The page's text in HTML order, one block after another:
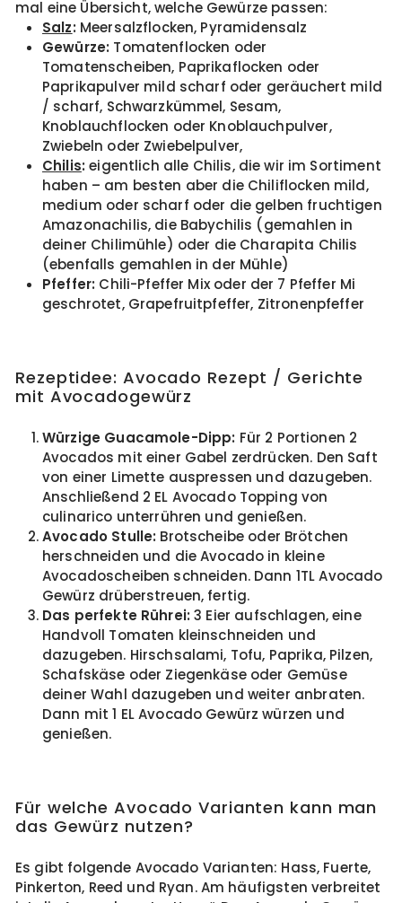
mal eine Übersicht, welche Gewürze passen:
Salz: Meersalzflocken, Pyramidensalz
Gewürze: Tomatenflocken oder
Tomatenscheiben, Paprikaflocken oder
Paprikapulver mild scharf oder geräuchert mild
/ scharf, Schwarzkümmel, Sesam,
Knoblauchflocken oder Knoblauchpulver,
Zwiebeln oder Zwiebelpulver,
Chilis: eigentlich alle Chilis, die wir im Sortiment
haben – am besten aber die Chiliflocken mild,
medium oder scharf oder die gelben fruchtigen
Amazonachilis, die Babychilis (gemahlen in
deiner Chilimühle) oder die Charapita Chilis
(ebenfalls gemahlen in der Mühle)
Pfeffer: Chili-Pfeffer Mix oder der 7 Pfeffer Mi
geschrotet, Grapefruitpfeffer, Zitronenpfeffer
Rezeptidee: Avocado Rezept / Gerichte
mit Avocadogewürz
Würzige Guacamole-Dipp: Für 2 Portionen 2
Avocados mit einer Gabel zerdrücken. Den Saft
von einer Limette auspressen und dazugeben.
Anschließend 2 EL Avocado Topping von
culinarico unterrühren und genießen.
Avocado Stulle: Brotscheibe oder Brötchen
herschneiden und die Avocado in kleine
Avocadoscheiben schneiden. Dann 1TL Avocado
Gewürz drüberstreuen, fertig.
Das perfekte Rührei:3 Eier aufschlagen, eine
Handvoll Tomaten kleinschneiden und
dazugeben. Hirschsalami, Tofu, Paprika, Pilzen,
Schafskäse oder Ziegenkäse oder Gemüse
deiner Wahl dazugeben und weiter anbraten.
Dann mit 1 EL Avocado Gewürz würzen und
genießen.
Für welche Avocado Varianten kann man
das Gewürz nutzen?
Es gibt folgende Avocado Varianten: Hass, Fuerte,
Pinkerton, Reed und Ryan. Am häufigsten verbreitet